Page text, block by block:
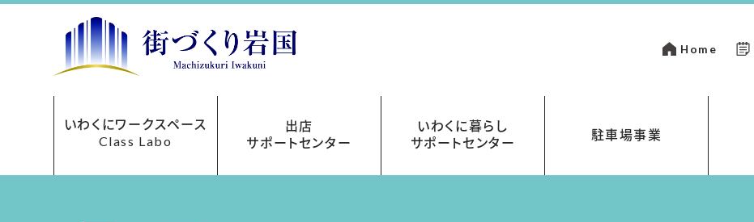
いわくにワークスペース
Class Labo
出店
サポートセンター
いわくに暮らし
サポートセンター
駐車場事業
Home